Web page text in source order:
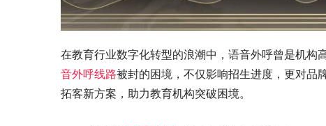
在教育行业数字化转型的浪潮中，语音外呼曾是机构
音外呼线路被封的困境，不仅影响招生进度，更对品
拓客新方案，助力教育机构突破困境。